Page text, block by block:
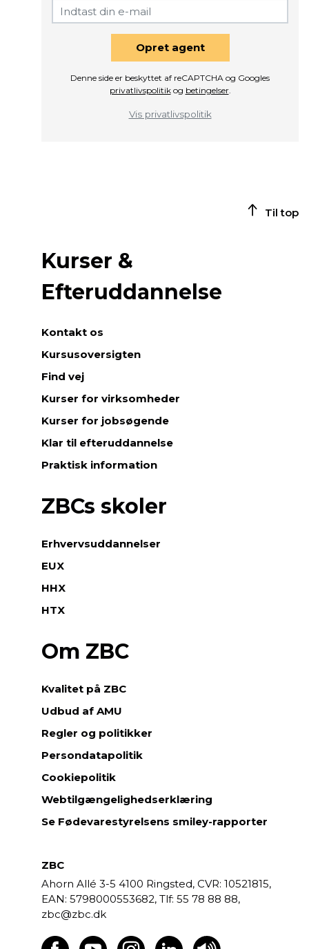
Opret agent
Denne side er beskyttet af reCAPTCHA og Googles
privatlivspolitikog betingelser.
Vis privatlivspolitik
Til top
Kurser &
Efteruddannelse
Kontakt os
Kursusoversigten
Find vej
Kurser for virksomheder
Kurser for jobsøgende
Klar til efteruddannelse
Praktisk information
ZBCs skoler
Erhvervsuddannelser
EUX
HHX
HTX
Om ZBC
Kvalitet på ZBC
Udbud af AMU
Regler og politikker
Persondatapolitik
Cookiepolitik
Webtilgængelighedserklæring
Se Fødevarestyrelsens smiley-rapporter
ZBC
Ahorn Allé 3-5 4100 Ringsted, CVR: 10521815,
EAN: 5798000553682,
55 78 88 88,
zbc@zbc.dk